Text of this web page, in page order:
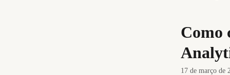
Como
17 de março de